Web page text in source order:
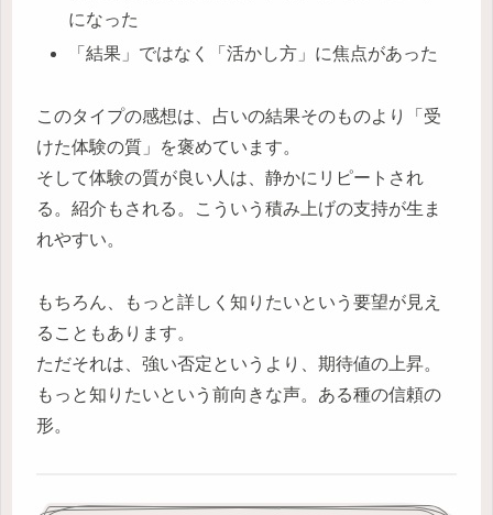
になった
「結果」ではなく「活かし方」に焦点があった
このタイプの感想は、占いの結果そのものより「受
けた体験の質」を褒めています。
そして体験の質が良い人は、静かにリピートされ
る。紹介もされる。こういう積み上げの支持が生ま
れやすい。
もちろん、もっと詳しく知りたいという要望が見え
ることもあります。
ただそれは、強い否定というより、期待値の上昇。
もっと知りたいという前向きな声。ある種の信頼の
形。